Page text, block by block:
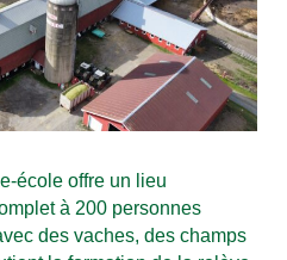
école offre un lieu
à 200 personnes
des vaches, des champs